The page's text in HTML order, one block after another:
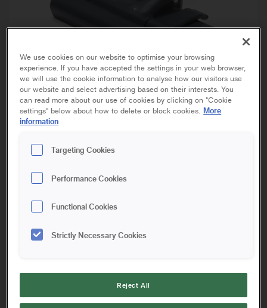
ADAPTER
FÖRLÄNGNINGSSKAFT
TVÅHANDSBREDSPACKEL
Adapter till Tvåhandsbredspackel 60 och 80 cm. Med hjälp
av adaptern kan du montera din tvåhandsbredspackel på ett
We use cookies on our website to optimise your browsing
experience. If you have accepted the settings in your web browser,
we will use the cookie information to analyse how our visitors use
our website and select advertising based on their interests. You
can read more about our use of cookies by clicking on "Cookie
settings" below about how to delete or block cookies. More
information
Targeting Cookies
Performance Cookies
Functional Cookies
Strictly Necessary Cookies
Reject All